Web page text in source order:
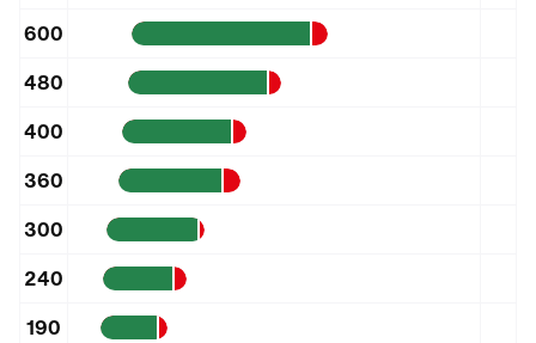
600
480
400
360
300
240
190